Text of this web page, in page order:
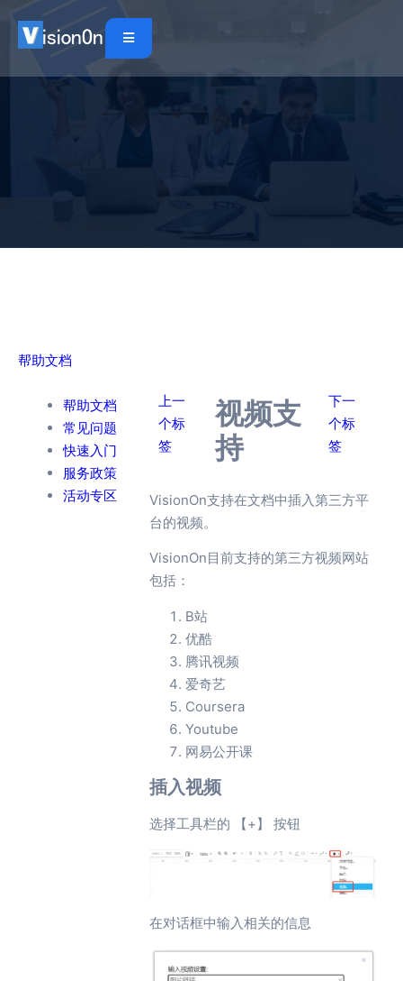
帮助文档
帮助文档
常见问题
快速入门
服务政策
活动专区
上一
个标
签
视频支
持
下一
个标
签
VisionOn支持在文档中插入第三方平
台的视频。
VisionOn目前支持的第三方视频网站
包括：
B站
优酷
腾讯视频
爱奇艺
Coursera
Youtube
网易公开课
插入视频
选择工具栏的 【+】 按钮
在对话框中输入相关的信息